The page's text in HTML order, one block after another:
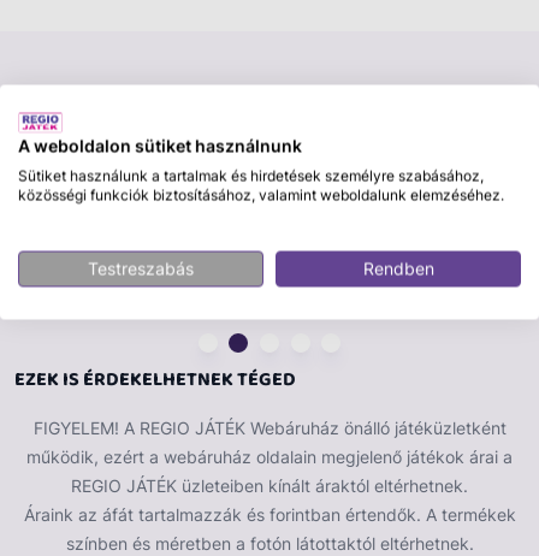
EZEK IS ÉRDEKELHETNEK TÉGED
FIGYELEM! A REGIO JÁTÉK Webáruház önálló játéküzletként
működik, ezért a webáruház oldalain megjelenő játékok árai a
REGIO JÁTÉK üzleteiben kínált áraktól eltérhetnek.
Áraink az áfát tartalmazzák és forintban értendők. A termékek
színben és méretben a fotón látottaktól eltérhetnek.
A weboldalon sütiket használnunk
Sütiket használunk a tartalmak és hirdetések személyre szabásához,
közösségi funkciók biztosításához, valamint weboldalunk elemzéséhez.
Testreszabás Rendben